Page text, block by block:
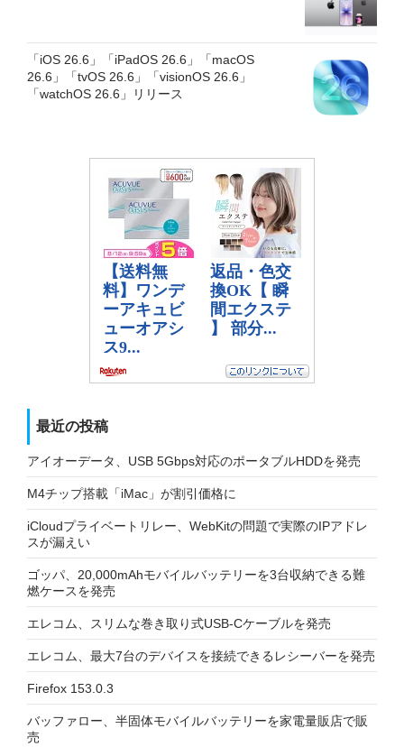
「iOS 26.6」「iPadOS 26.6」「macOS
26.6」「tvOS 26.6」「visionOS 26.6」
「watchOS 26.6」リリース
最近の投稿
アイオーデータ、USB 5Gbps対応のポータブルHDDを発売
M4チップ搭載「iMac」が割引価格に
iCloudプライベートリレー、WebKitの問題で実際のIPアドレ
スが漏えい
ゴッパ、20,000mAhモバイルバッテリーを3台収納できる難
燃ケースを発売
エレコム、スリムな巻き取り式USB-Cケーブルを発売
エレコム、最大7台のデバイスを接続できるレシーバーを発売
Firefox 153.0.3
バッファロー、半固体モバイルバッテリーを家電量販店で販
売